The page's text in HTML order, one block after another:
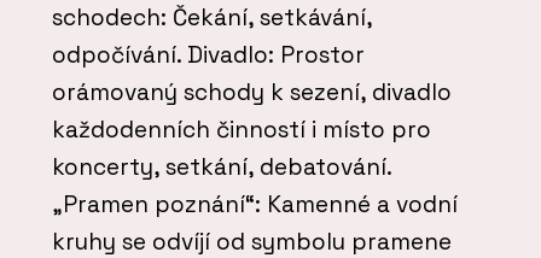
schodech: Čekání, setkávání,
odpočívání. Divadlo: Prostor
orámovaný schody k sezení, divadlo
každodenních činností i místo pro
koncerty, setkání, debatování.
„Pramen poznání“: Kamenné a vodní
kruhy se odvíjí od symbolu pramene